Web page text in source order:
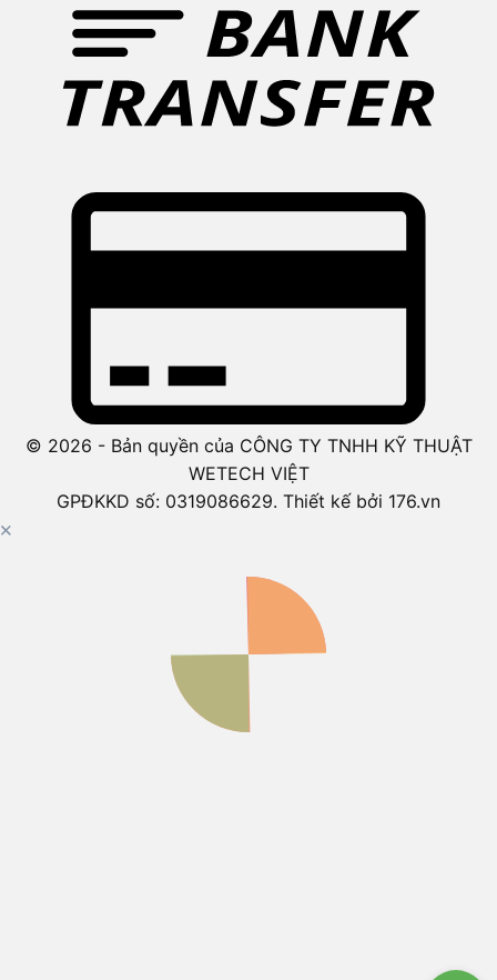
© 2026 - Bản quyền của CÔNG TY TNHH KỸ THUẬT
WETECH VIỆT
GPĐKKD số: 0319086629. Thiết kế bởi 176.vn